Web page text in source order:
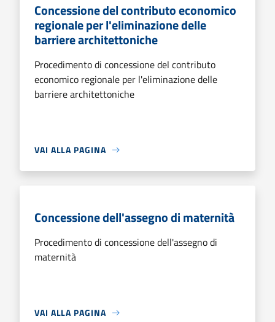
Concessione del contributo economico
regionale per l'eliminazione delle
barriere architettoniche
Procedimento di concessione del contributo
economico regionale per l'eliminazione delle
barriere architettoniche
VAI ALLA PAGINA
Concessione dell'assegno di maternità
Procedimento di concessione dell'assegno di
maternità
VAI ALLA PAGINA